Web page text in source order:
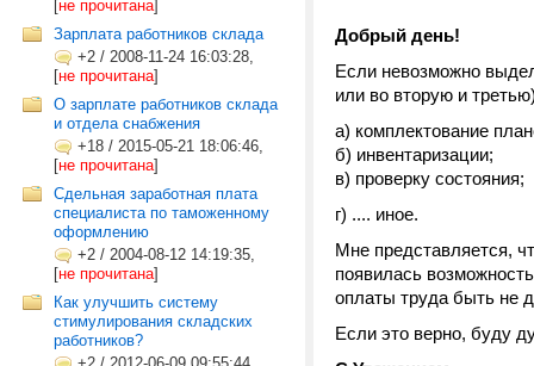
[не прочитана]
Зарплата работников склада
+2 / 2008-11-24 16:03:28,
[не прочитана]
О зарплате работников склада
и отдела снабжения
+18 / 2015-05-21 18:06:46,
[не прочитана]
Сдельная заработная плата
специалиста по таможенному
оформлению
+2 / 2004-08-12 14:19:35,
[не прочитана]
Как улучшить систему
стимулирования складских
работников?
Добрый день!
Если невозможно
или во вторую и
а) комплектование
б) инвентаризации;
в) проверку состояния;
г) .... иное.
Мне представляется,
появилась
оплаты труда быть не
Если это верно, буду